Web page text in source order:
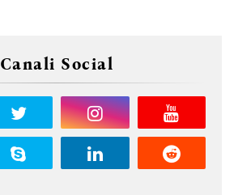
Canali Social